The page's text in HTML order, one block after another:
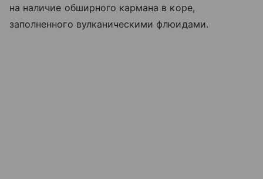
на наличие обширного кармана в коре,
заполненного вулканическими флюидами.